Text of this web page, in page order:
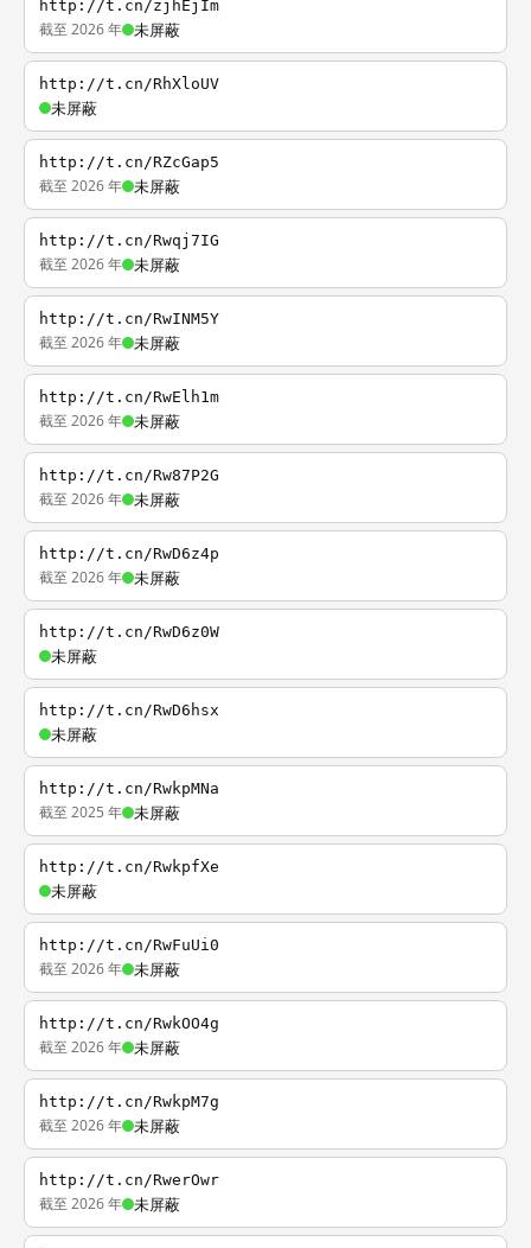
http://t.cn/zjhEjIm
截至 2026 年 未屏蔽
http://t.cn/RhXloUV
未屏蔽
http://t.cn/RZcGap5
截至 2026 年 未屏蔽
http://t.cn/Rwqj7IG
截至 2026 年 未屏蔽
http://t.cn/RwINM5Y
截至 2026 年 未屏蔽
http://t.cn/RwElh1m
截至 2026 年 未屏蔽
http://t.cn/Rw87P2G
截至 2026 年 未屏蔽
http://t.cn/RwD6z4p
截至 2026 年 未屏蔽
http://t.cn/RwD6z0W
未屏蔽
http://t.cn/RwD6hsx
未屏蔽
http://t.cn/RwkpMNa
截至 2025 年 未屏蔽
http://t.cn/RwkpfXe
未屏蔽
http://t.cn/RwFuUi0
截至 2026 年 未屏蔽
http://t.cn/RwkOO4g
截至 2026 年 未屏蔽
http://t.cn/RwkpM7g
截至 2026 年 未屏蔽
http://t.cn/RwerOwr
截至 2026 年 未屏蔽